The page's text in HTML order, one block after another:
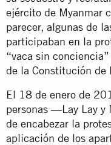
ejército de Myanmar
parecer, algunas de
participaban en la
“vaca sin
de la Constitución de
El 18 de enero de
personas —Lay Lay y
de encabezar la
aplicación de los